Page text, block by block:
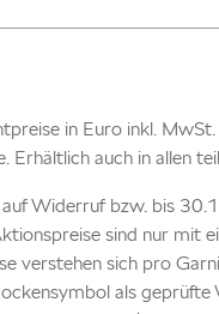
in Euro inkl.
auch in allen
Widerruf bzw. bis
sind nur mit
verstehen sich pro
als